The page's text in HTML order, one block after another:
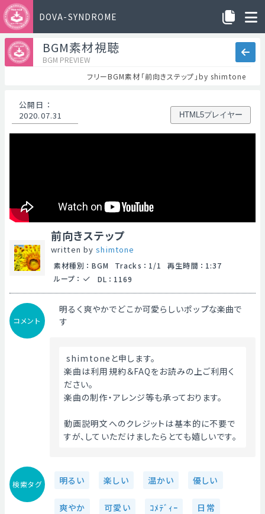
DOVA-SYNDROME
BGM素材視聴
BGM PREVIEW
フリーBGM素材「前向きステップ」by shimtone
公開日 ：
2020.07.31
HTML5プレイヤー
前向きステップ
written byshimtone
素材種別 ： BGM Tracks ： 1/1 再生時間 ： 1:37
ループ ： DL ： 1169
コメント
明るく爽やかでどこか可愛らしいポップな楽曲で
す
shimtoneと申します。
楽曲は利用規約＆FAQをお読みの上ご利用く
ださい。
楽曲の制作・アレンジ等も承っております。
動画説明文へのクレジットは基本的に不要で
すが、していただけましたらとても嬉しいです。
検索タグ 明るい 楽しい 温かい 優しい
爽やか 可愛い ｺﾒﾃﾞｨｰ 日常